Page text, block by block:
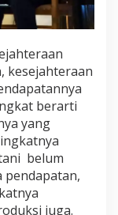
kesejahteraan
berarti
yang
belum
pendapatan,
juga.